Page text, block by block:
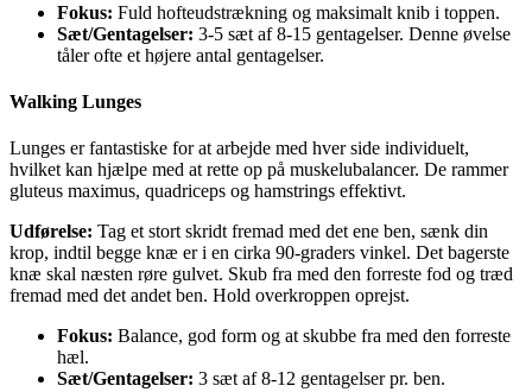
Fokus: Fuld hofteudstrækning og maksimalt knib i toppen.
Sæt/Gentagelser: 3-5 sæt af 8-15 gentagelser. Denne øvelse
tåler ofte et højere antal gentagelser.
Walking Lunges
Lunges er fantastiske for at arbejde med hver side individuelt,
hvilket kan hjælpe med at rette op på muskelubalancer. De rammer
gluteus maximus, quadriceps og hamstrings effektivt.
Udførelse: Tag et stort skridt fremad med det ene ben, sænk din
krop, indtil begge knæ er i en cirka 90-graders vinkel. Det bagerste
knæ skal næsten røre gulvet. Skub fra med den forreste fod og træd
fremad med det andet ben. Hold overkroppen oprejst.
Fokus: Balance, god form og at skubbe fra med den forreste
hæl.
Sæt/Gentagelser: 3 sæt af 8-12 gentagelser pr. ben.